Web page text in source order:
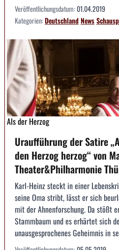
Veröffentlichungsdatum:01.04.2019
Kategorien:DeutschlandNews
Als der Herzog
Uraufführung der Satire
den Herzog herzog“ von
Theater&Philharmonie
Karl-Heinz steckt in einer
seine Oma stribt, lässt er sich
mit der Ahnenforschung. Da stößt
Stammbaum und es erhärtet sich
unausgesprochenes Geheimnis in